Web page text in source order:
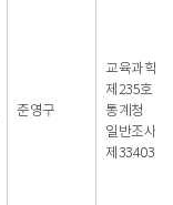
준영구
교육과학기
제235호 및
통계청
일반조사승
제33403호